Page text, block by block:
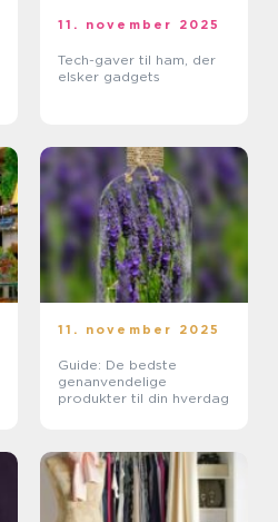
11. november 2025
Tech-gaver til ham, der
elsker gadgets
11. november 2025
Guide: De bedste
genanvendelige
produkter til din hverdag